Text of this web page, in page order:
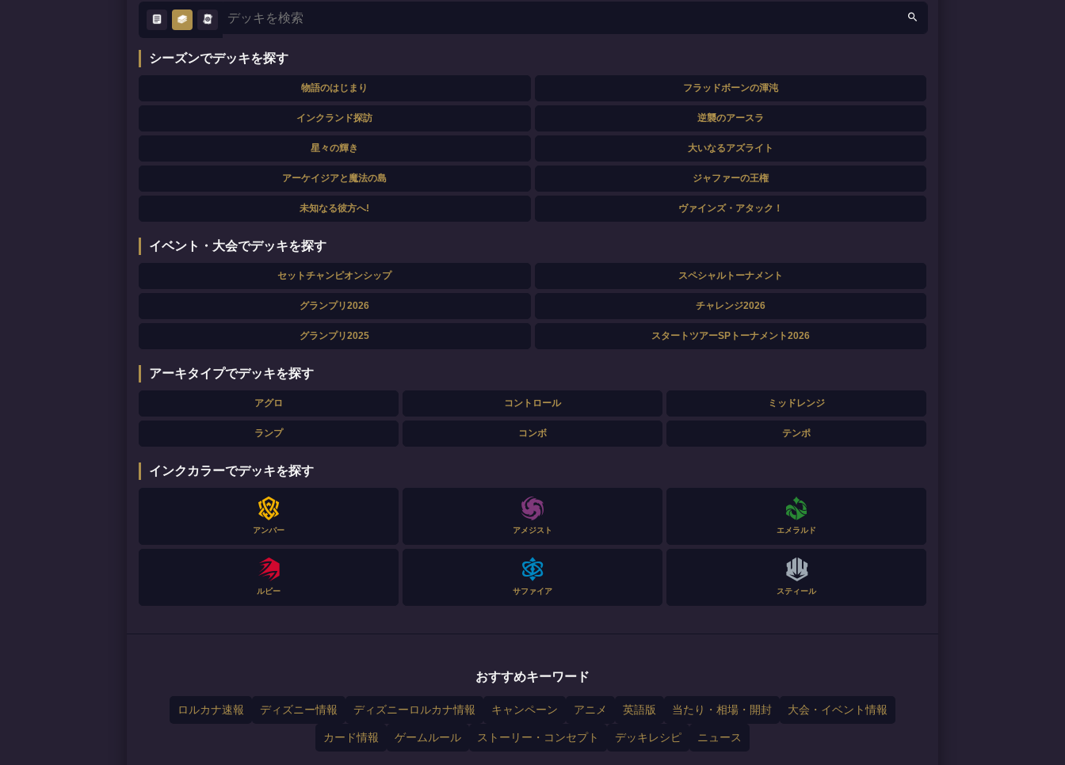
シーズンでデッキを探す
物語のはじまり フラッドボーンの渾沌
インクランド探訪 逆襲のアースラ
星々の輝き 大いなるアズライト
アーケイジアと魔法の島 ジャファーの王権
未知なる彼方へ! ヴァインズ・アタック！
イベント・大会でデッキを探す
セットチャンピオンシップ スペシャルトーナメント
グランプリ2026 チャレンジ2026
グランプリ2025 スタートツアーSPトーナメント2026
アーキタイプでデッキを探す
アグロ コントロール ミッドレンジ
ランプ コンボ テンポ
インクカラーでデッキを探す
アンバー アメジスト エメラルド
ルビー サファイア スティール
おすすめキーワード
ロルカナ速報 ディズニー情報 ディズニーロルカナ情報 キャンペーン アニメ 英語版 当たり・相場・開封 大会・イベント情報
カード情報 ゲームルール ストーリー・コンセプト デッキレシピ ニュース